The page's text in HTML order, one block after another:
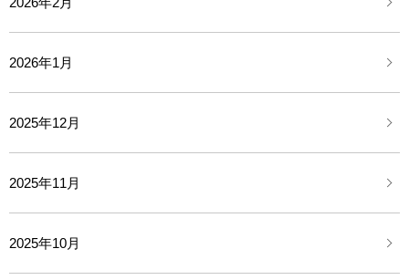
2026年1月
2025年12月
2025年11月
2025年10月